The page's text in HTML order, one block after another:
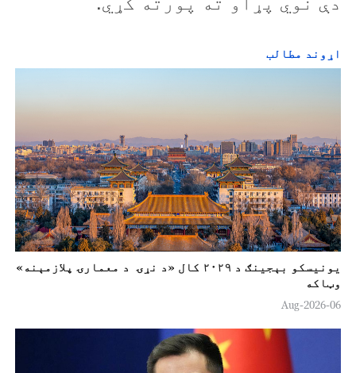
اړوند مطالب
یونیسکو بېجینګ د ۲۰۲۹ کال «د نړۍ د معمارۍ پلازمېنه»
وټاکه
06-Aug-2026